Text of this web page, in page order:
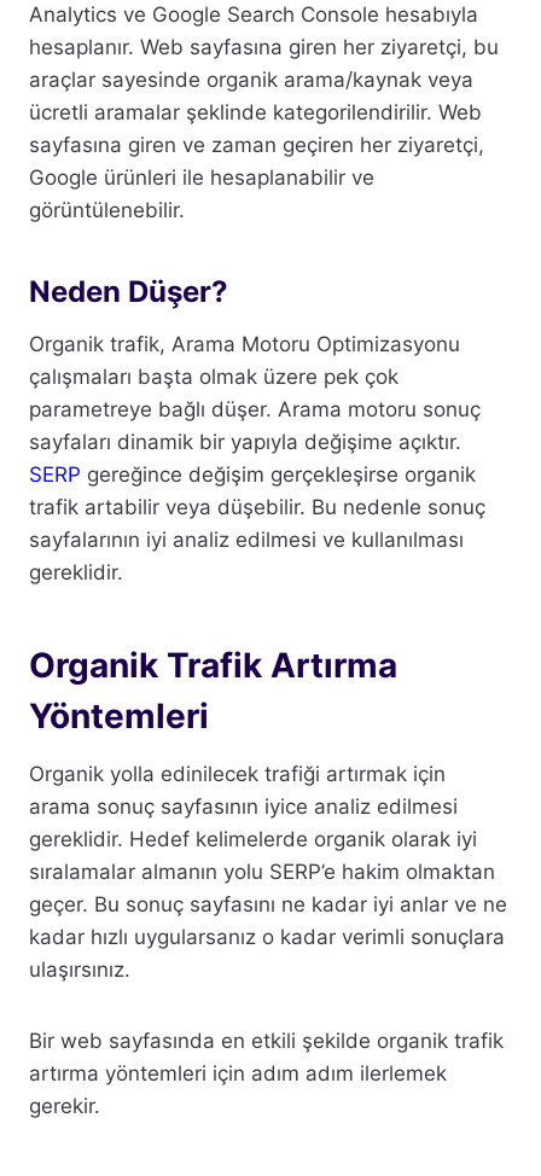
Analytics ve Google Search Console hesabıyla
hesaplanır. Web sayfasına giren her ziyaretçi, bu
araçlar sayesinde organik arama/kaynak veya
ücretli aramalar şeklinde kategorilendirilir. Web
sayfasına giren ve zaman geçiren her ziyaretçi,
Google ürünleri ile hesaplanabilir ve
görüntülenebilir.
Neden Düşer?
Organik trafik, Arama Motoru Optimizasyonu
çalışmaları başta olmak üzere pek çok
parametreye bağlı düşer. Arama motoru sonuç
sayfaları dinamik bir yapıyla değişime açıktır.
SERP gereğince değişim gerçekleşirse organik
trafik artabilir veya düşebilir. Bu nedenle sonuç
sayfalarının iyi analiz edilmesi ve kullanılması
gereklidir.
Organik Trafik Artırma
Yöntemleri
Organik yolla edinilecek trafiği artırmak için
arama sonuç sayfasının iyice analiz edilmesi
gereklidir. Hedef kelimelerde organik olarak iyi
sıralamalar almanın yolu SERP’e hakim olmaktan
geçer. Bu sonuç sayfasını ne kadar iyi anlar ve ne
kadar hızlı uygularsanız o kadar verimli sonuçlara
ulaşırsınız.
Bir web sayfasında en etkili şekilde organik trafik
artırma yöntemleri için adım adım ilerlemek
gerekir.